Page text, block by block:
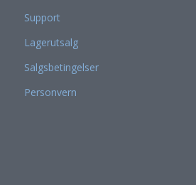
Support
Lagerutsalg
Salgsbetingelser
Personvern